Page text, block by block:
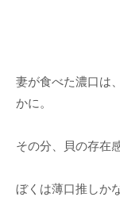
妻が食べた濃口は
かに。
その分、貝の存在
ぼくは薄口推しかな